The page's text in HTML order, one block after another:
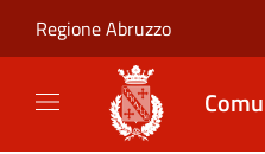
Regione Abruzzo